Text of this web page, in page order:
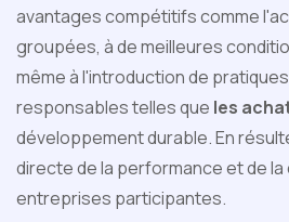
avantages compétitifs comme
groupées, à de meilleures
même à l'introduction de
responsables telles que les
développement durable. En
directe de la performance et de
entreprises participantes.